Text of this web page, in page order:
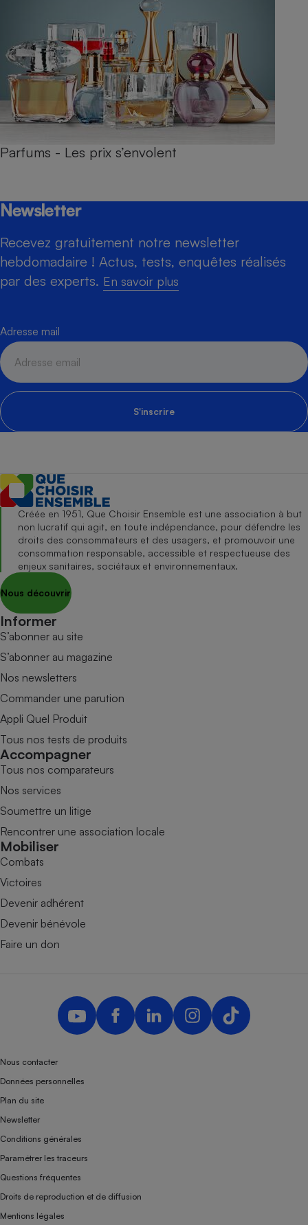
Parfums - Les prix s’envolent
Newsletter
Recevez gratuitement notre newsletter
hebdomadaire ! Actus, tests, enquêtes réalisés
par des experts. En savoir plus
Adresse mail
S'inscrire
Créée en 1951, Que Choisir Ensemble est une association à but
non lucratif qui agit, en toute indépendance, pour défendre les
droits des consommateurs et des usagers, et promouvoir une
consommation responsable, accessible et respectueuse des
enjeux sanitaires, sociétaux et environnementaux.
Nous découvrir
Informer
S’abonner au site
S’abonner au magazine
Nos newsletters
Commander une parution
Appli Quel Produit
Tous nos tests de produits
Accompagner
Tous nos comparateurs
Nos services
Soumettre un litige
Rencontrer une association locale
Mobiliser
Combats
Victoires
Devenir adhérent
Devenir bénévole
Faire un don
Nous contacter
Données personnelles
Plan du site
Newsletter
Conditions générales
Paramétrer les traceurs
Questions fréquentes
Droits de reproduction et de diffusion
Mentions légales